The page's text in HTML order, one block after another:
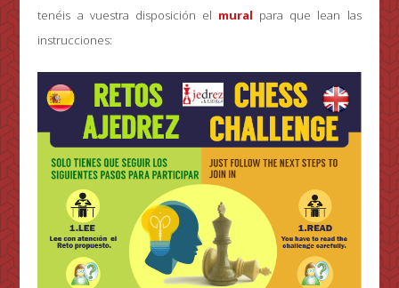
tenéis a vuestra disposición el mural para que lean las
instrucciones: